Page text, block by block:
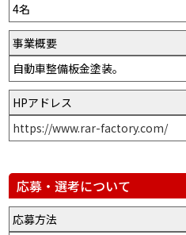
4名
事業概要
自動車整備板金塗装。
HPアドレス
https://www.rar-factory.com/
応募・選考について
応募方法